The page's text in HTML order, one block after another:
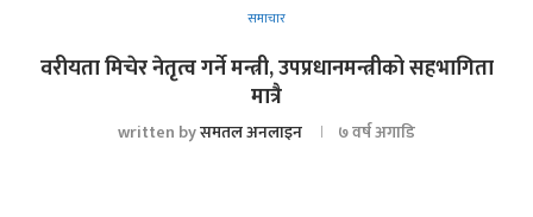
समाचार
वरीयता मिचेर नेतृत्व गर्ने मन्त्री, उपप्रधानमन्त्रीको सहभागिता
मात्रै
written byसमतल अनलाइन ७ वर्ष अगाडि